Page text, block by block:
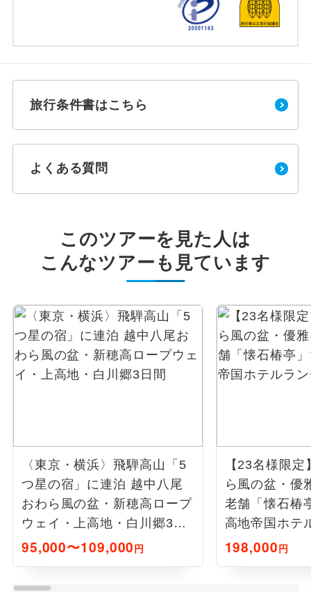
旅行条件書はこちら
よくある質問
このツアーを見た人は
こんなツアーも見ています
〈東京・横浜〉飛騨高山「5
つ星の宿」に連泊 越中八尾
おわら風の盆・新穂高ロープ
ウェイ・上高地・白川郷3日
間
95,000〜109,000円
【23名様限
ら風の盆・優
老舗「懐石椿
高地帝国ホテ
198,000円